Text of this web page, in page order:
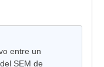
entre un
SEM de